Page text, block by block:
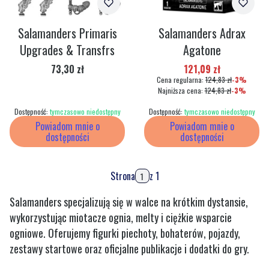
Powiadom mnie o
dostępności
Salamanders Primaris
Upgrades & Transfrs
Cena
73,30 zł
Dostępność: tymczasowo niedostępny
Powiadom mnie o
dostępności
Salamanders Adrax
Agatone
Cena promocyjna
121,09 zł
Cena regularna: 124,83 zł-3%
Najniższa cena: 124,83 zł-3%
Dostępność: tymczasowo niedostępny
Strona z 1
Salamanders specjalizują się w walce na krótkim dystansie,
wykorzystując miotacze ognia, melty i ciężkie wsparcie
ogniowe. Oferujemy figurki piechoty, bohaterów, pojazdy,
zestawy startowe oraz oficjalne publikacje i dodatki do gry.